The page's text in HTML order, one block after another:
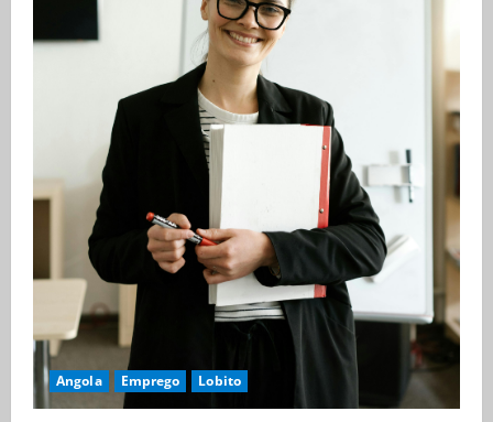
Angola Emprego Lobito